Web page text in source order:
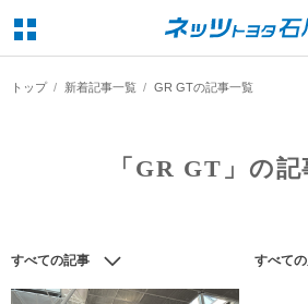
トップ 新着記事一覧 GR GTの記事一覧
「GR GT」の
すべての記事 すべて